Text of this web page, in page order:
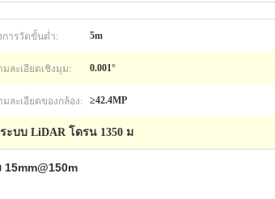
การวัดขั้นต่ำ: 5m
มละเอียดเชิงมุม: 0.001°
มละเอียดของกล้อง: ≥42.4MP
ระบบ LiDAR โดรน 1350 ม